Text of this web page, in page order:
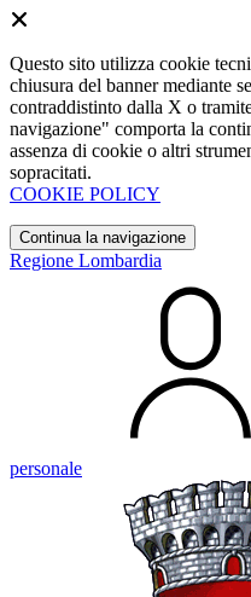
Questo sito utilizza cookie
chiusura del banner mediante
contraddistinto dalla X o
navigazione" comporta la
assenza di cookie o altri
sopracitati.
COOKIE POLICY
Continua la navigazione
Regione Lombardia
personale